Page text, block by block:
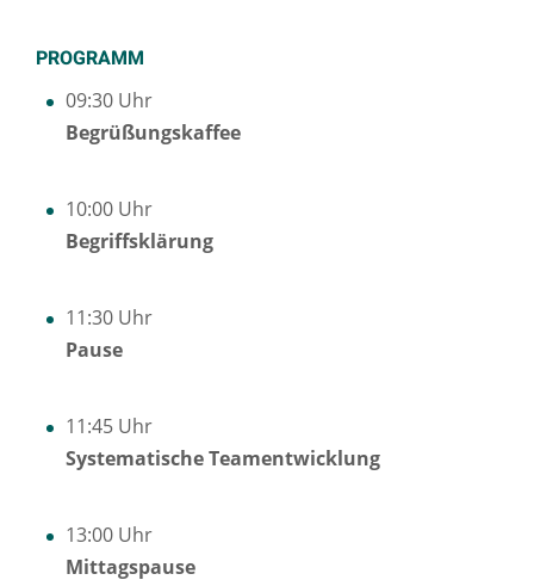
PROGRAMM
09:30 Uhr
Begrüßungskaffee
10:00 Uhr
Begriffsklärung
11:30 Uhr
Pause
11:45 Uhr
Systematische Teamentwicklung
13:00 Uhr
Mittagspause